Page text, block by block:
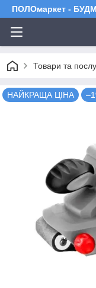
ПОЛОмаркет -
Товари та
НАЙКРАЩА ЦІНА